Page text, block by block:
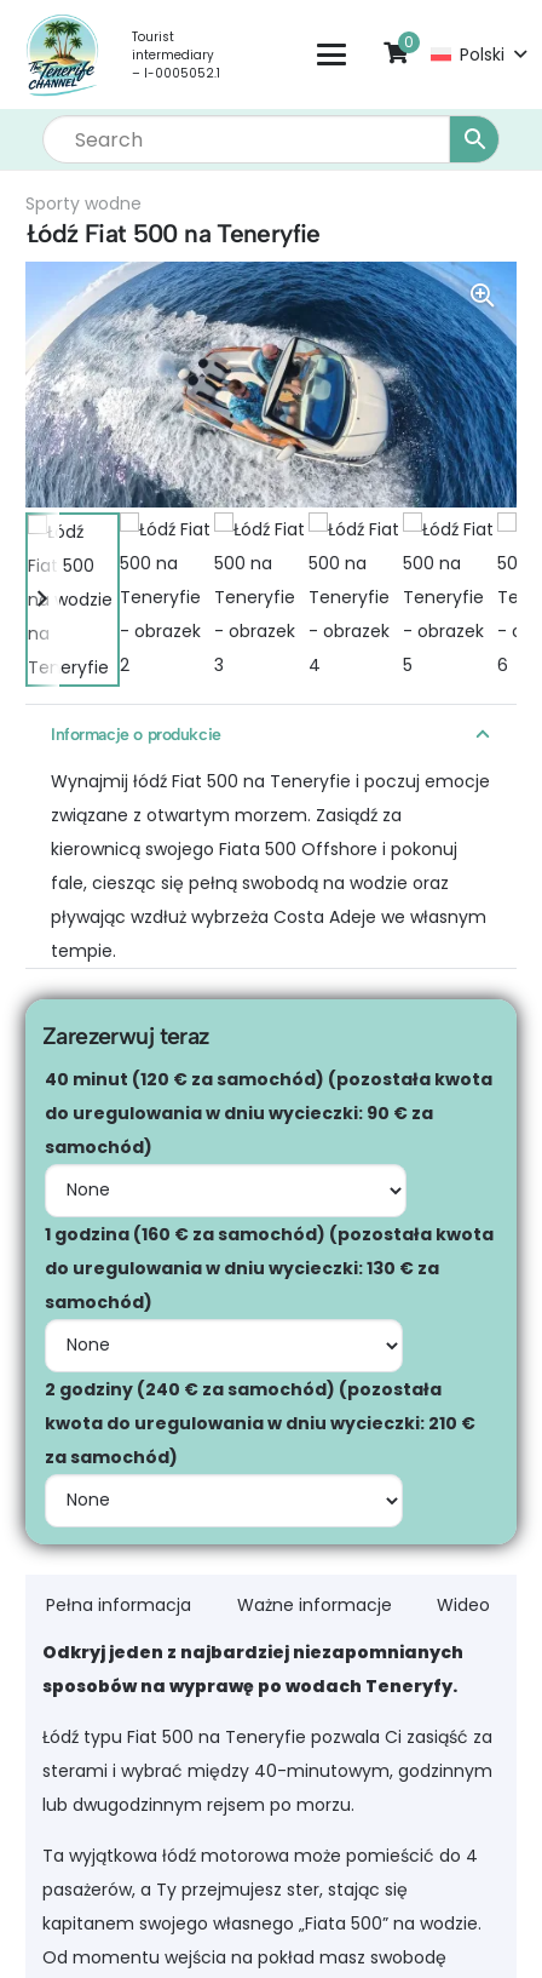
Tourist
intermediary
– I-0005052.1
0
Polski
Sporty wodne
Łódź Fiat 500 na Teneryfie
Informacje o produkcie
Wynajmij łódź Fiat 500 na Teneryfie i poczuj emocje
związane z otwartym morzem. Zasiądź za
kierownicą swojego Fiata 500 Offshore i pokonuj
fale, ciesząc się pełną swobodą na wodzie oraz
pływając wzdłuż wybrzeża Costa Adeje we własnym
tempie.
Zarezerwuj teraz
40 minut (120 € za samochód) (pozostała kwota
do uregulowania w dniu wycieczki: 90 € za
samochód)
1 godzina (160 € za samochód) (pozostała kwota
do uregulowania w dniu wycieczki: 130 € za
samochód)
2 godziny (240 € za samochód) (pozostała
kwota do uregulowania w dniu wycieczki: 210 €
za samochód)
Pełna informacja Ważne informacje
Wideo
Odkryj jeden z najbardziej niezapomnianych
sposobów na wyprawę po wodach Teneryfy.
Łódź typu Fiat 500 na Teneryfie pozwala Ci zasiąść za
sterami i wybrać między 40-minutowym, godzinnym
lub dwugodzinnym rejsem po morzu.
Ta wyjątkowa łódź motorowa może pomieścić do 4
pasażerów, a Ty przejmujesz ster, stając się
kapitanem swojego własnego „Fiata 500” na wodzie.
Od momentu wejścia na pokład masz swobodę